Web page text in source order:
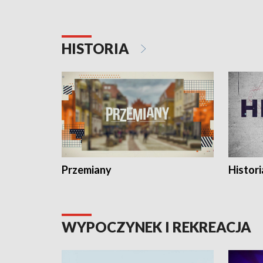
HISTORIA
Przemiany
WYPOCZYNEK I REKREACJA